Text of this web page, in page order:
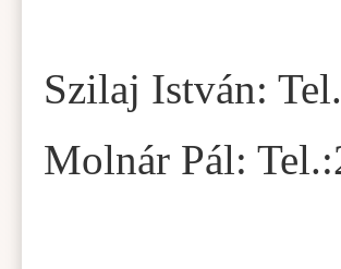
Szilaj István:
Molnár Pál: